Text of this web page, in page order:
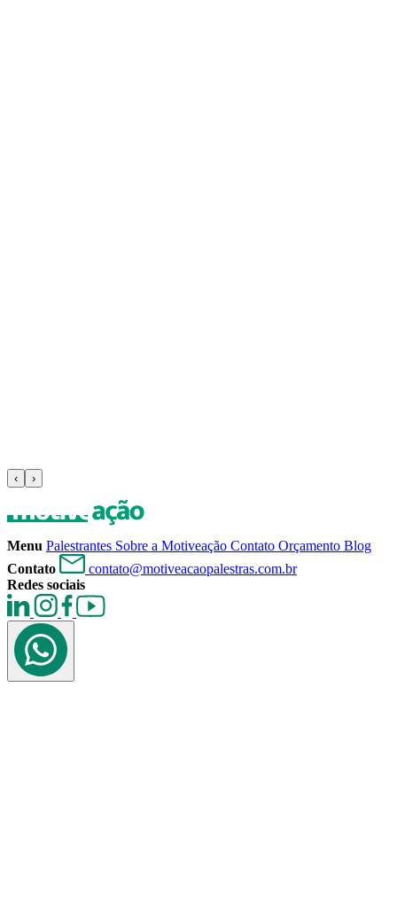
‹ ›
Menu Palestrantes Sobre a Motiveação Contato Orçamento Blog
Contato
contato@motiveacaopalestras.com.br
Redes sociais